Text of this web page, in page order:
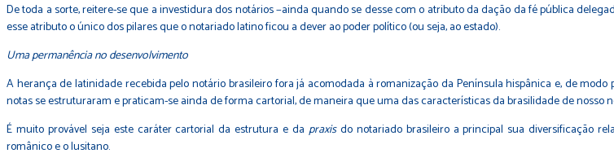
De toda a sorte, reitere-se que a investidura dos notários −ainda quando se desse com o atributo da dação da fé pública
esse atributo o único dos pilares que o notariado latino ficou a dever ao poder político (ou seja, ao estado).
Uma permanência no desenvolvimento
A herança de latinidade recebida pelo notário brasileiro fora já acomodada à romanização da Península hispânica e, de
notas se estruturaram e praticam-se ainda de forma cartorial, de maneira que uma das características da brasilidade de nosso
É muito provável seja este caráter cartorial da estrutura e da praxisdo notariado brasileiro a principal sua diversificação
românico e o lusitano.